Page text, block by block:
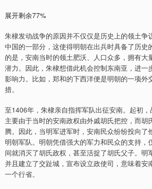
展开剩余77%
朱棣发动战争的原因并不仅仅是历史上的领土争
中国的一部分，这使得明朝在出兵时具备了历史
的是，安南当时的领土肥沃、人口众多，拥有大
潜力。因此，朱棣想借此机会控制东南亚，进一
影响力。比如，郑和的下西洋便是明朝的一项外
措。
至1406年，朱棣亲自指挥军队出征安南。起初，
主要由于当时的安南政权由外戚胡氏把控，而胡
腾。因此，当明军进军时，安南民众纷纷投向
明朝军队。明朝凭借强大的军力和民众的支持，
间就消灭了胡氏政权，甚至活捉了胡氏父子。明
并且建立了交趾城，宣布设立政使司，意味着安
一个行省。